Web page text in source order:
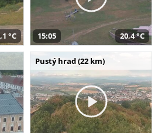
°C 15:05 20,4 °C
Pustý hrad (22 km)